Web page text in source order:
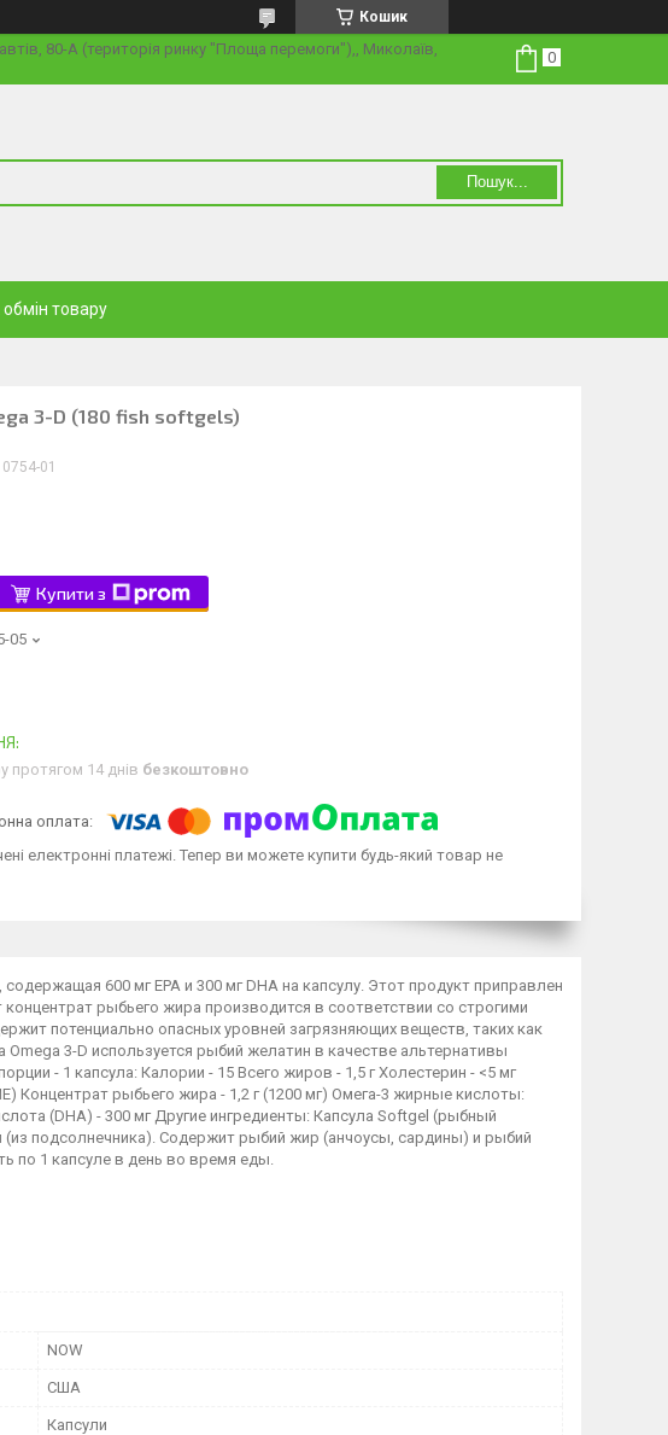
Кошик
80-А (територія ринку "Площа перемоги"),, Миколаїв,
Пошук...
товару
3-D (180 fish softgels)
01
Купити з
05
протягом 14 днів безкоштовно
електронні платежі. Тепер ви можете купити будь-який товар не
600 мг EPA и 300 мг DHA на капсулу. Этот продукт приправлен
рыбьего жира производится в соответствии со строгими
потенциально опасных уровней загрязняющих веществ, таких как
3-D используется рыбий желатин в качестве альтернативы
- 1 капсула: Калории - 15 Всего жиров - 1,5 г Холестерин - <5 мг
Концентрат рыбьего жира - 1,2 г (1200 мг) Омега-3 жирные кислоты:
(DHA) - 300 мг Другие ингредиенты: Капсула Softgel (рыбный
подсолнечника). Содержит рыбий жир (анчоусы, сардины) и рыбий
по 1 капсуле в день во время еды.
NOW
США
Капсули